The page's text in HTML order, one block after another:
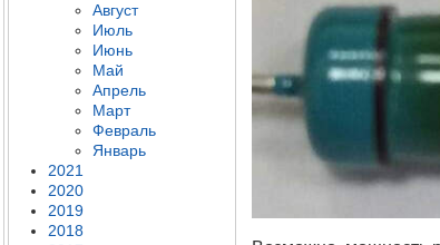
Август
Июль
Июнь
Май
Апрель
Март
Февраль
Январь
2021
2020
2019
2018